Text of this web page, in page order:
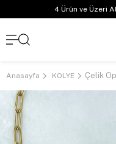
4 Ürün ve Üzeri
Anasayfa KOLYE Çelik